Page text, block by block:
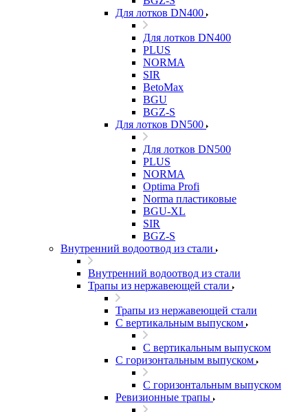
Для лотков DN400
Для лотков DN400
PLUS
NORMA
SIR
BetoMax
BGU
BGZ-S
Для лотков DN500
Для лотков DN500
PLUS
NORMA
Optima Profi
Norma пластиковые
BGU-XL
SIR
BGZ-S
Внутренний водоотвод из стали
Внутренний водоотвод из стали
Трапы из нержавеющей стали
Трапы из нержавеющей стали
С вертикальным выпуском
С вертикальным выпуском
С горизонтальным выпуском
С горизонтальным выпуском
Ревизионные трапы